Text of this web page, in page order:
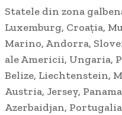
Statele din zona
Luxemburg, Croaţia,
Marino, Andorra,
ale Americii, Ungaria,
Belize, Liechtenstein,
Austria, Jersey,
Azerbaidjan,